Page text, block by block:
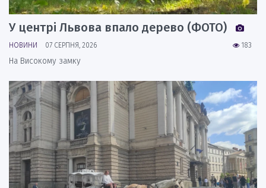
У центрі Львова впало дерево (ФОТО)
183
НОВИНИ 07 СЕРПНЯ, 2026
На Високому замку